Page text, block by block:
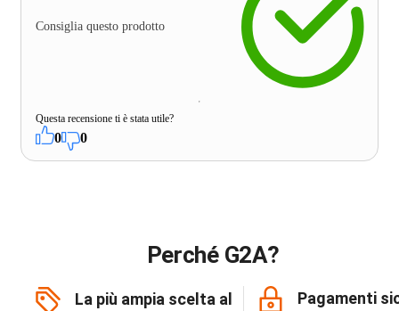
Consiglia questo prodotto
Questa recensione ti è stata utile?
0 0
Perché G2A?
La più ampia scelta al
Pagamenti